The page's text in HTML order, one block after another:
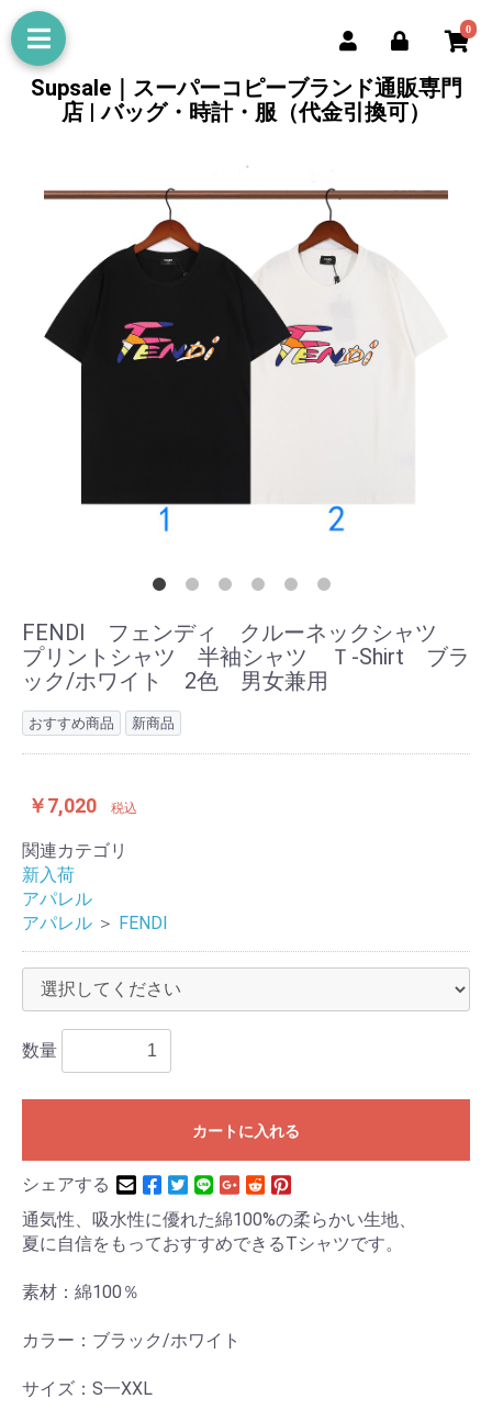
0
Supsale｜スーパーコピーブランド通販専門
店 | バッグ・時計・服（代金引換可）
FENDI フェンディ クルーネックシャツ
プリントシャツ 半袖シャツ Ｔ-Shirt ブラ
ック/ホワイト 2色 男女兼用
おすすめ商品 新商品
￥7,020 税込
関連カテゴリ
新入荷
アパレル
アパレル ＞ FENDI
数量
カートに入れる
シェアする
通気性、吸水性に優れた綿100%の柔らかい生地、
夏に自信をもっておすすめできるTシャツです。
素材：綿100％
カラー：ブラック/ホワイト
サイズ：S一XXL